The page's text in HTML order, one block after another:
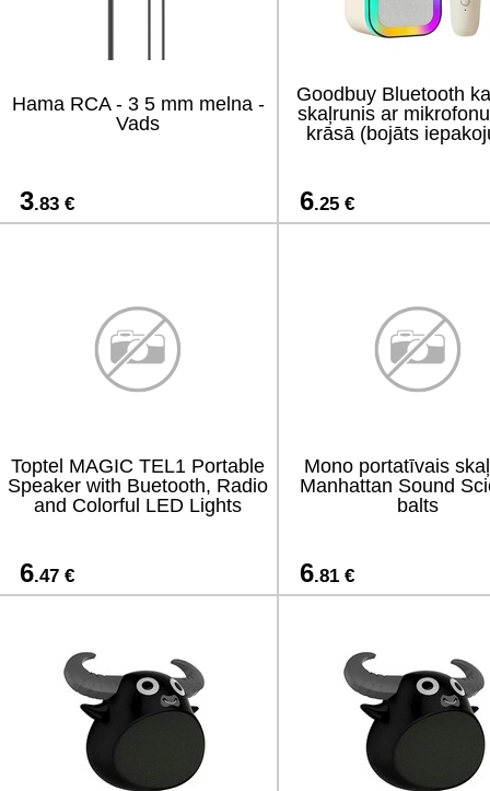
Hama RCA - 3 5 mm melna -
Vads
3.83 €
Goodbuy Bluetooth
skaļrunis ar
krāsā (bojāts
6.25 €
Toptel MAGIC TEL1 Portable
Speaker with Buetooth, Radio
and Colorful LED Lights
6.47 €
Mono portatīvais
Manhattan Sound
balts
6.81 €